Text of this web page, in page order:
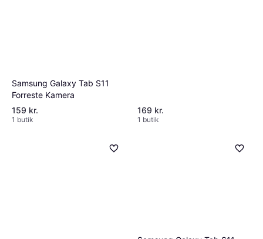
Samsung Galaxy Tab S11
Forreste Kamera
159 kr.
1 butik
169 kr.
1 butik